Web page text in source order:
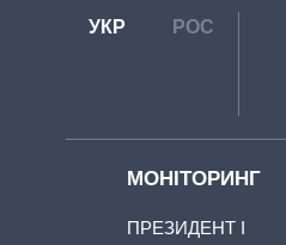
УКР РОС
МОНІТОРИНГ
ПРЕЗИДЕНТ І